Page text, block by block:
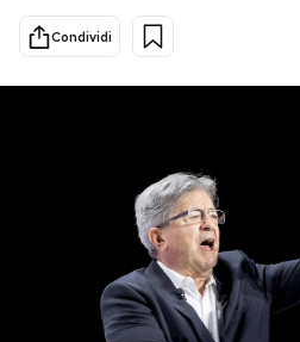
Sport
NEWSLETTER
I MIEI PREFERITI
Condividi